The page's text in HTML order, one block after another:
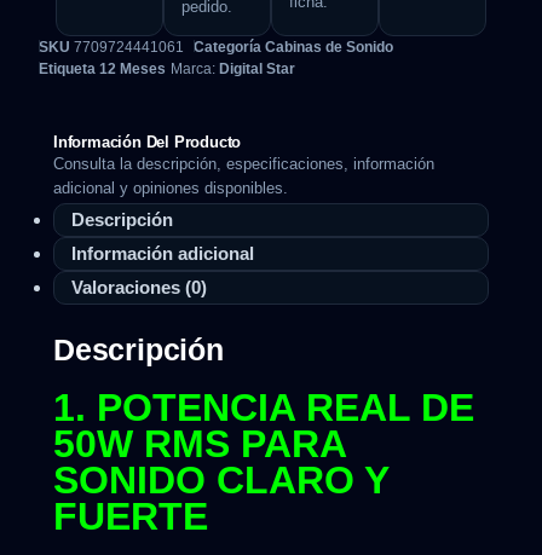
pedido.
SKU 7709724441061 Categoría Cabinas de Sonido
Etiqueta 12 Meses Marca: Digital Star
Información Del Producto
Consulta la descripción, especificaciones, información
adicional y opiniones disponibles.
Descripción
Información adicional
Valoraciones (0)
Descripción
1. POTENCIA REAL DE
50W RMS PARA
SONIDO CLARO Y
FUERTE